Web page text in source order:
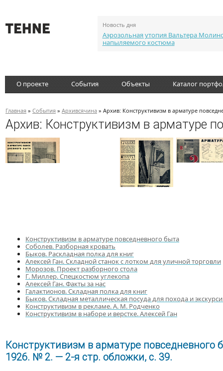
Новость дня
Аэрозольная утопия Вальтера
напыляемого костюма
О проекте События Объекты Каталог
Главная » События » Архивсячина » Архив: Конструктивизм в арматуре
Архив: Конструктивизм в арматуре
Конструктивизм в арматуре повседневного быта
Соболев. Разборная кровать
Быков. Раскладная полка для книг
Алексей Ган. Складной станок с лотком для уличной торговли
Морозов. Проект разборного стола
Г. Миллер. Спецкостюм углекопа
Алексей Ган. Факты за нас
Галактионов. Складная полка для книг
Быков. Складная металлическая посуда для похода и
Конструктивизм в рекламе. А. М. Родченко
Конструктивизм в наборе и верстке. Алексей Ган
Конструктивизм в арматуре повседневного
1926. № 2. — 2-я стр. обложки, с. 39.